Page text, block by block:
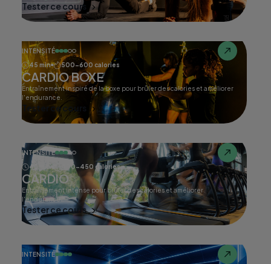
Tester ce cours
INTENSITÉ
45 min
500-600 calories
CARDIO BOXE
Entraînement inspiré de la boxe pour brûler des calories et améliorer
l'endurance.
Tester ce cours
INTENSITÉ
45 min
400-450 calories
CARDIO
Entraînement intense pour brûler des calories et améliorer
l'endurance.
Tester ce cours
INTENSITÉ